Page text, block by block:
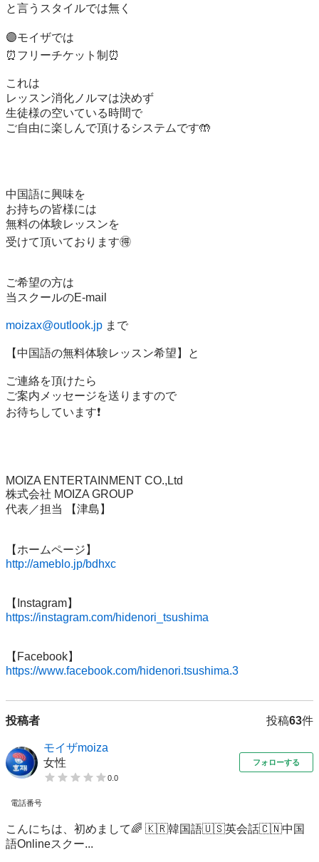
と言うスタイルでは無く
🟣モイザでは
⏰フリーチケット制⏰
これは
レッスン消化ノルマは決めず
生徒様の空いている時間で
ご自由に楽しんで頂けるシステムです🤲
中国語に興味を
お持ちの皆様には
無料の体験レッスンを
受けて頂いております🉐
ご希望の方は
当スクールのE-mail
moizax@outlook.jp まで
【中国語の無料体験レッスン希望】と
ご連絡を頂けたら
ご案内メッセージを送りますので
お待ちしています❗️
MOIZA ENTERTAINMENT CO.,Ltd
株式会社 MOIZA GROUP
代表／担当 【津島】
http://ameblo.jp/bdhxc
https://instagram.com/hidenori_tsushima
https://www.facebook.com/hidenori.tsushima.3
投稿者 投稿63件
モイザmoiza
女性
0.0
フォローする
電話番号
こんにちは、初めまして🌈 🇰🇷韓国語🇺🇸英会話🇨🇳中国
語Onlineスクー...